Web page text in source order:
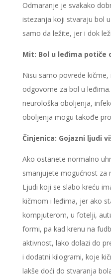
Odmaranje je svakako
istezanja koji stvaraju bol
samo da ležite, jer i dok
Mit: Bol u leđima potiče
Nisu samo povrede
odgovorne za bol u
neurološka oboljenja,
oboljenja mogu takođe
Činjenica: Gojazni ljudi
Ako ostanete normalno
smanjujete mogućnost za
Ljudi koji se slabo kreću
kičmom i leđima, jer ako
kompjuterom, u fotelji,
formi, pa kad krenu na
aktivnost, lako dolazi do
i dodatni kilogrami, koje
lakše doći do stvaranja